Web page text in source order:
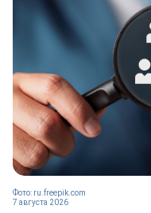
7 августа 2026
Фото: ru.freepik.com